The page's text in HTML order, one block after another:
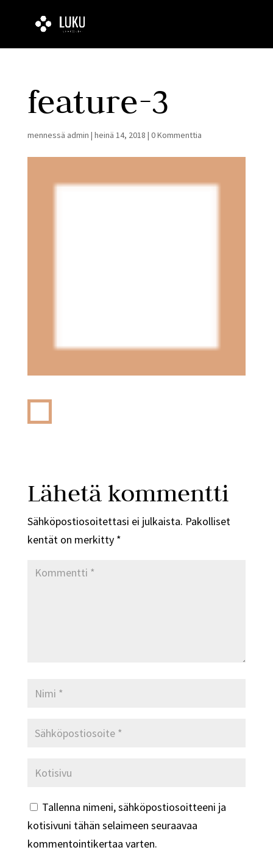
feature-3
mennessä admin | heinä 14, 2018 | 0 Kommenttia
Lähetä kommentti
Sähköpostiosoitettasi ei julkaista. Pakolliset
kentät on merkitty *
Tallenna nimeni, sähköpostiosoitteeni ja
kotisivuni tähän selaimeen seuraavaa
kommentointikertaa varten.